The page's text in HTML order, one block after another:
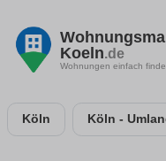
Koeln.de
Wohnungen einfach
Köln Köln -